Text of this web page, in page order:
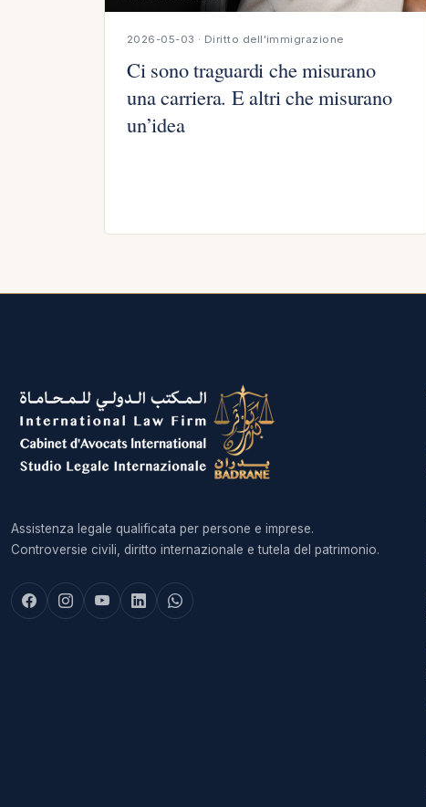
2026-05-03 · Diritto dell'immigrazione
Ci sono traguardi che misurano
una carriera. E altri che misurano
un’idea
Assistenza legale qualificata per persone e imprese.
Controversie civili, diritto internazionale e tutela del patrimonio.